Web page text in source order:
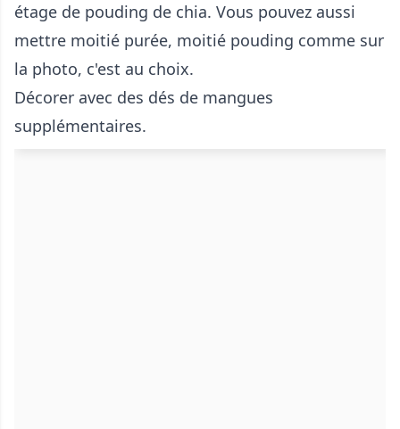
étage de pouding de chia. Vous pouvez aussi
mettre moitié purée, moitié pouding comme sur
la photo, c'est au choix.
Décorer avec des dés de mangues
supplémentaires.